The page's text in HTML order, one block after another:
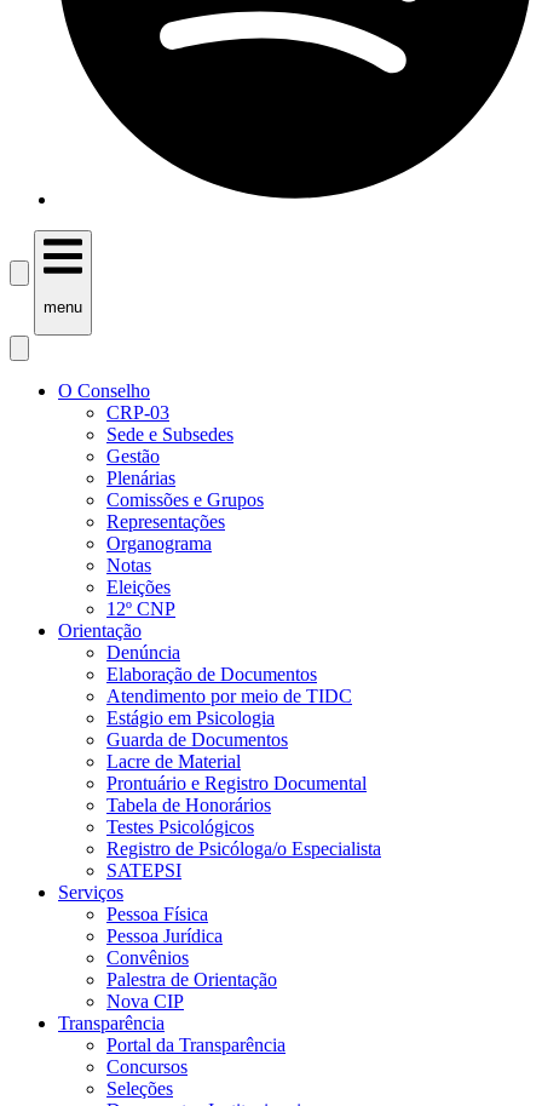
menu
O Conselho
CRP-03
Sede e Subsedes
Gestão
Plenárias
Comissões e Grupos
Representações
Organograma
Notas
Eleições
12º CNP
Orientação
Denúncia
Elaboração de Documentos
Atendimento por meio de TIDC
Estágio em Psicologia
Guarda de Documentos
Lacre de Material
Prontuário e Registro Documental
Tabela de Honorários
Testes Psicológicos
Registro de Psicóloga/o Especialista
SATEPSI
Serviços
Pessoa Física
Pessoa Jurídica
Convênios
Palestra de Orientação
Nova CIP
Transparência
Portal da Transparência
Concursos
Seleções